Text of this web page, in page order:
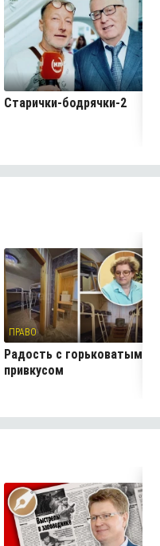
Старички-бодрячки-2
ПРАВО
Радость с горьковатым
привкусом